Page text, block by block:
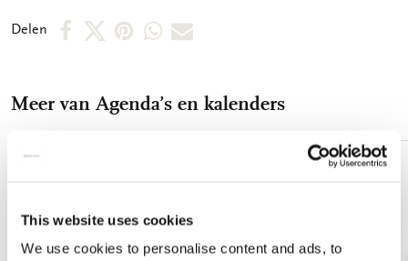
This website uses cookies
We use cookies to personalise content and ads, to
Delen
DeelDeelDeelDeelDeel
mail
Meer van Agenda’s en kalenders